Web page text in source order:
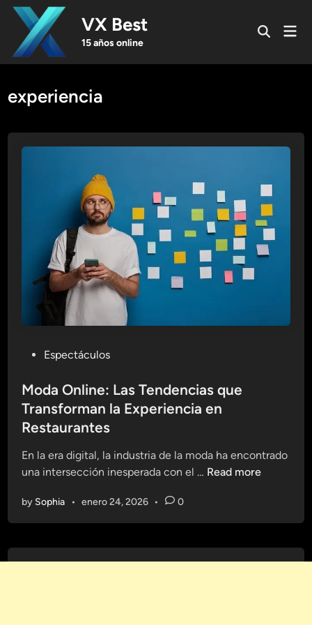
Skip
content
VX Best
15 años online
Open
experiencia
s
t
e
i
n
Espectáculos
Moda Online: Las Tendencias que
Transforman la Experiencia en
Restaurantes
En la era digital, la industria de la moda ha encontrado
una intersección inesperada con el … M
a
Read more
by Sophia • enero 24, 2026 • 0